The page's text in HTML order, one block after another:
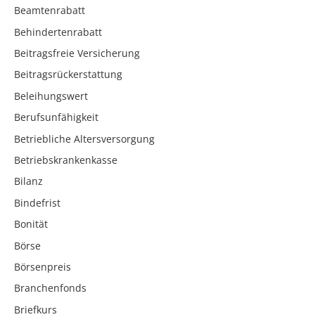
Beamtenrabatt
Behindertenrabatt
Beitragsfreie Versicherung
Beitragsrückerstattung
Beleihungswert
Berufsunfähigkeit
Betriebliche Altersversorgung
Betriebskrankenkasse
Bilanz
Bindefrist
Bonität
Börse
Börsenpreis
Branchenfonds
Briefkurs